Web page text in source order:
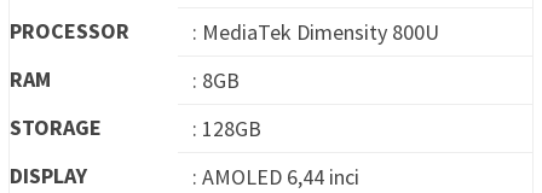
PROCESSOR
: MediaTek Dimensity 800U
RAM
: 8GB
STORAGE
: 128GB
DISPLAY
: AMOLED 6,44 inci